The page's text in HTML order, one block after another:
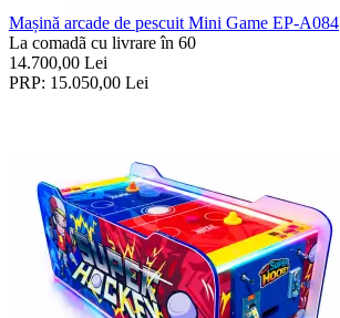
Mașină arcade de pescuit Mini Game EP-A084
La comadã cu livrare în 60
14.700,00 Lei
PRP: 15.050,00 Lei